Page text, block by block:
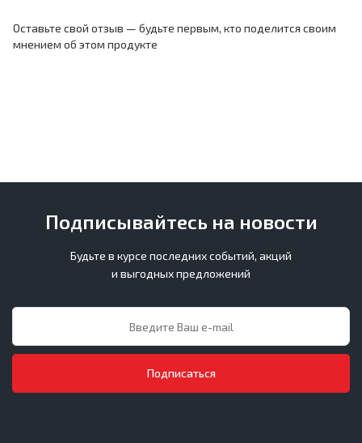
Оставьте свой отзыв — будьте первым, кто поделится своим
мнением об этом продукте
Подписывайтесь на новости
Будьте в курсе последних событий, акций
и выгодных предложений
Подписаться